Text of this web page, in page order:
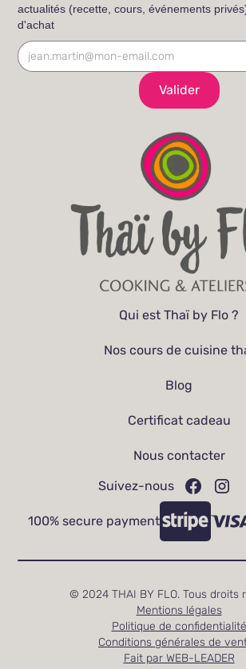
actualités (recette, cours, événements
d'achat
Qui est Thaï by Flo ?
Nos cours de cuisine
Blog
Certificat cadeau
Nous contacter
Suivez-nous
100% secure payment
© 2024 THAI BY FLO. Tous droits
Mentions légales
Politique de confidentialité
Conditions générales de
Fait par WEB-LEADER